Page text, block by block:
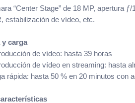
“Center Stage” de 18 MP, apertura
estabilización de vídeo, etc.
y carga
de vídeo: hasta 39 horas
de vídeo en streaming: hasta
rápida: hasta 50 % en 20 minutos con